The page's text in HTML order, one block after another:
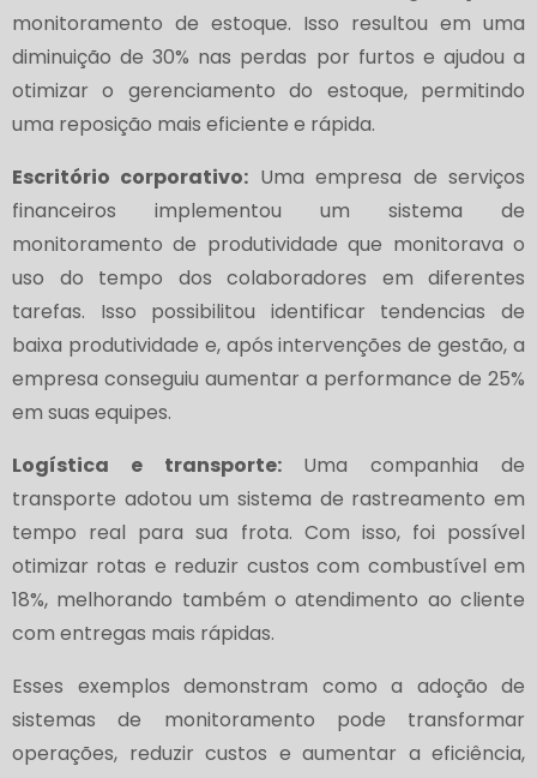
monitoramento de estoque. Isso resultou em uma
diminuição de 30% nas perdas por furtos e ajudou a
otimizar o gerenciamento do estoque, permitindo
uma reposição mais eficiente e rápida.
Escritório corporativo: Uma empresa de serviços
financeiros implementou um sistema de
monitoramento de produtividade que monitorava o
uso do tempo dos colaboradores em diferentes
tarefas. Isso possibilitou identificar tendencias de
baixa produtividade e, após intervenções de gestão, a
empresa conseguiu aumentar a performance de 25%
em suas equipes.
Logística e transporte:Uma companhia de
transporte adotou um sistema de rastreamento em
tempo real para sua frota. Com isso, foi possível
otimizar rotas e reduzir custos com combustível em
18%, melhorando também o atendimento ao cliente
com entregas mais rápidas.
Esses exemplos demonstram como a adoção de
sistemas de monitoramento pode transformar
operações, reduzir custos e aumentar a eficiência,